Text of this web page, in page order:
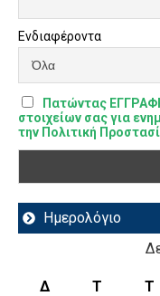
Ενδιαφέροντα
Πατώντας
στοιχείων σας για
την Πολιτική
Ημερολόγιο
Δ Τ Τ